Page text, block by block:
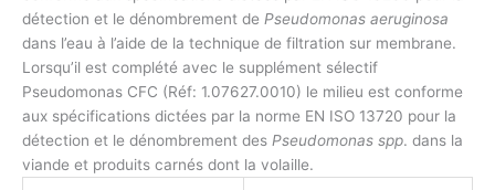
détection et le dénombrement de Pseudomonas aeruginosa
dans l’eau à l’aide de la technique de filtration sur membrane.
Lorsqu’il est complété avec le supplément sélectif
Pseudomonas CFC (Réf: 1.07627.0010) le milieu est conforme
aux spécifications dictées par la norme EN ISO 13720 pour la
détection et le dénombrement des Pseudomonas spp. dans la
viande et produits carnés dont la volaille.